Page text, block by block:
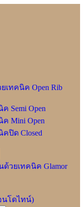
เทคนิค Open Rib
Semi Open
Mini Open
ปิด Closed
วยเทคนิค Glamor
นโดไทน์)